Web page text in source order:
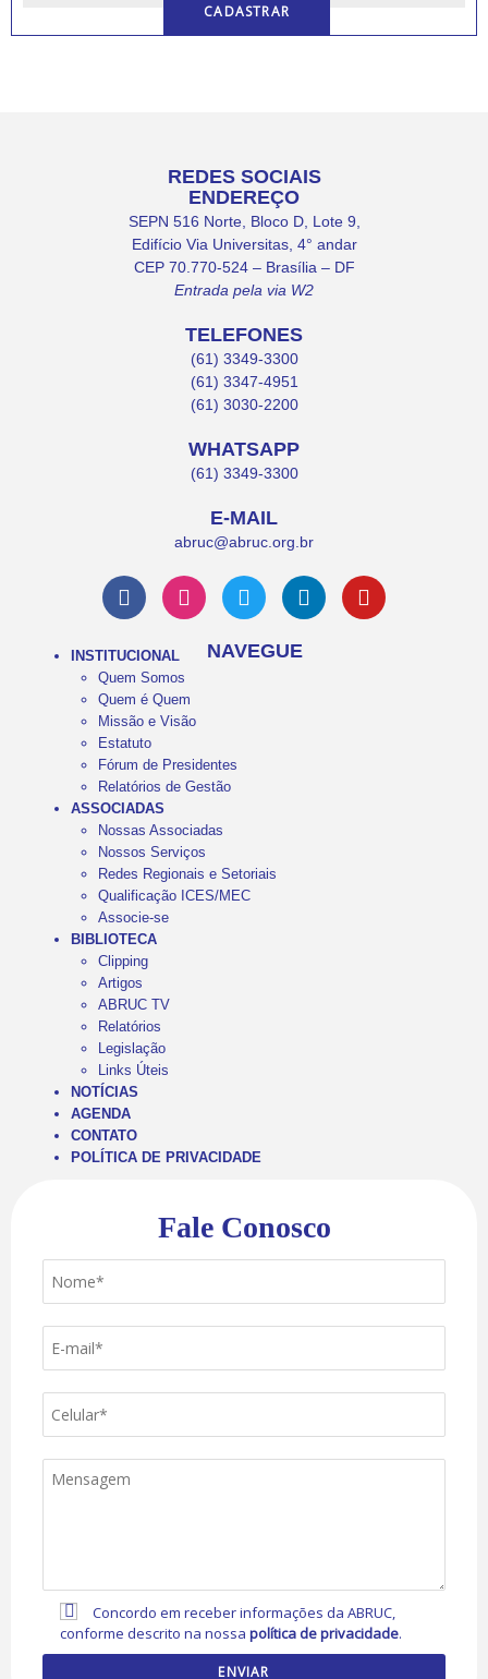
REDES SOCIAIS
ENDEREÇO
SEPN 516 Norte, Bloco D, Lote 9,
Edifício Via Universitas, 4° andar
CEP 70.770-524 – Brasília – DF
Entrada pela via W2
TELEFONES
(61) 3349-3300
(61) 3347-4951
(61) 3030-2200
WHATSAPP
(61) 3349-3300
E-MAIL
abruc@abruc.org.br
NAVEGUE
INSTITUCIONAL
Quem Somos
Quem é Quem
Missão e Visão
Estatuto
Fórum de Presidentes
Relatórios de Gestão
ASSOCIADAS
Nossas Associadas
Nossos Serviços
Redes Regionais e Setoriais
Qualificação ICES/MEC
Associe-se
BIBLIOTECA
Clipping
Artigos
ABRUC TV
Relatórios
Legislação
Links Úteis
NOTÍCIAS
AGENDA
CONTATO
POLÍTICA DE PRIVACIDADE
Fale Conosco
Concordo em receber informações da ABRUC,
conforme descrito na nossapolítica de privacidade.